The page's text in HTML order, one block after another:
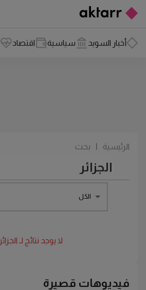
أخبار السويد سياسية اقتصاد
الرئيسية بحث
الكل
لا يوجد نتائج لـ الجزائر
فيديوهات قصيرة